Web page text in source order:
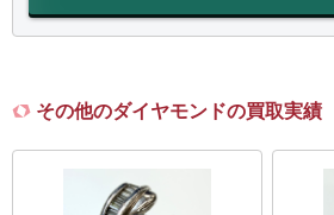
その他のダイヤモンドの買取実績